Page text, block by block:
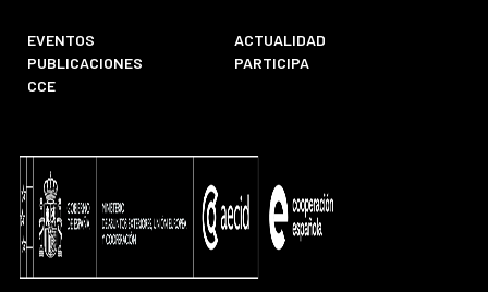
EVENTOS
ACTUALIDAD
PUBLICACIONES
PARTICIPA
CCE